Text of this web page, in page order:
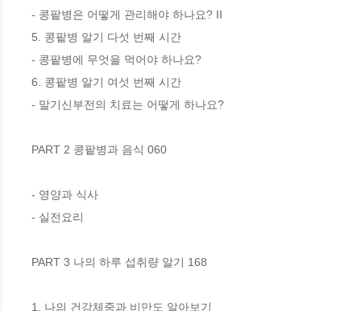
- 콩팥병은 어떻게 관리해야 하나요? II
5. 콩팥병 알기 다섯 번째 시간
- 콩팥병에 무엇을 먹어야 하나요?
6. 콩팥병 알기 여섯 번째 시간
- 말기신부전의 치료는 어떻게 하나요?
PART 2 콩팥병과 음식 060
- 영양과 식사
- 실전요리
PART 3 나의 하루 섭취량 알기 168
1. 나의 건강체중과 비만도 알아보기